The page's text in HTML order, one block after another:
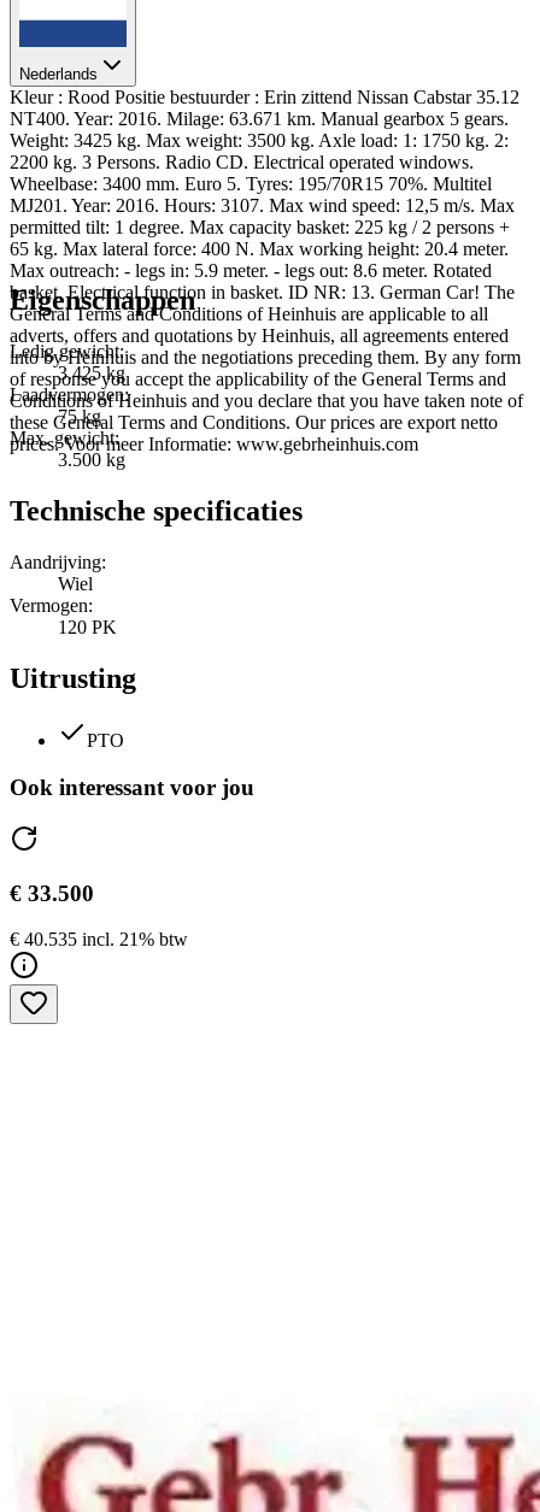
Nederlands
Kleur : Rood Positie bestuurder : Erin zittend Nissan Cabstar 35.12
NT400. Year: 2016. Milage: 63.671 km. Manual gearbox 5 gears.
Weight: 3425 kg. Max weight: 3500 kg. Axle load: 1: 1750 kg. 2:
2200 kg. 3 Persons. Radio CD. Electrical operated windows.
Wheelbase: 3400 mm. Euro 5. Tyres: 195/70R15 70%. Multitel
MJ201. Year: 2016. Hours: 3107. Max wind speed: 12,5 m/s. Max
permitted tilt: 1 degree. Max capacity basket: 225 kg / 2 persons +
65 kg. Max lateral force: 400 N. Max working height: 20.4 meter.
Max outreach: - legs in: 5.9 meter. - legs out: 8.6 meter. Rotated
basket. Electrical function in basket. ID NR: 13. German Car! The
General Terms and Conditions of Heinhuis are applicable to all
adverts, offers and quotations by Heinhuis, all agreements entered
into by Heinhuis and the negotiations preceding them. By any form
of response you accept the applicability of the General Terms and
Conditions of Heinhuis and you declare that you have taken note of
these General Terms and Conditions. Our prices are export netto
prices. Voor meer Informatie: www.gebrheinhuis.com
Eigenschappen
Ledig gewicht:
3.425 kg
Laadvermogen:
75 kg
Max. gewicht:
3.500 kg
Technische specificaties
Aandrijving:
Wiel
Vermogen:
120 PK
Uitrusting
PTO
Ook interessant voor jou
€ 33.500
€ 40.535 incl. 21% btw